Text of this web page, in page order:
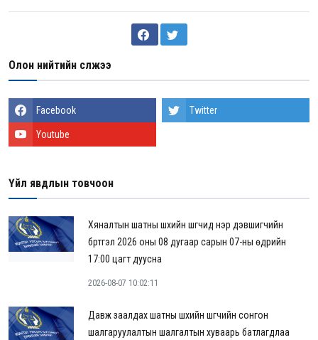
Олон нийтийн сүлжээ
Facebook Twitter
Youtube
Үйл явдлын товчоон
Хяналтын шатны шүүхийн шүүгчид нэр дэвшигчийн
бүртгэл 2026 оны 08 дугаар сарын 07-ны өдрийн
17:00 цагт дуусна
2026-08-07 10:02:11
Давж заалдах шатны шүүхийн шүүгчийн сонгон
шалгаруулалтын шалгалтын хуваарь батлагдлаа